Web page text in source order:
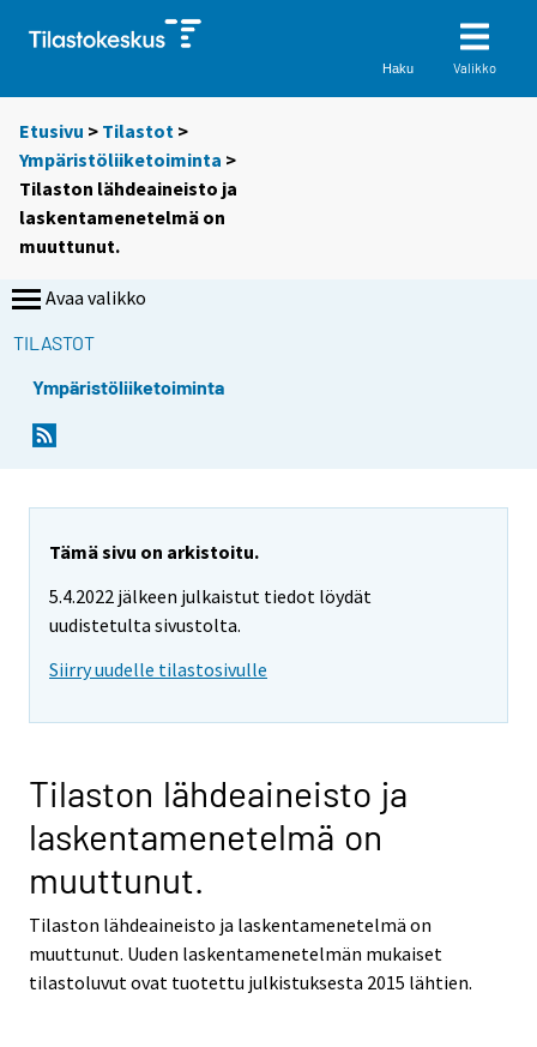
Haku Valikko
Etusivu > Tilastot >
Ympäristöliiketoiminta >
Tilaston lähdeaineisto ja
laskentamenetelmä on
muuttunut.
Avaa valikko
TILASTOT
Ympäristöliiketoiminta
Tämä sivu on arkistoitu.
5.4.2022 jälkeen julkaistut tiedot löydät
uudistetulta sivustolta.
Siirry uudelle tilastosivulle
Tilaston lähdeaineisto ja
laskentamenetelmä on
muuttunut.
Tilaston lähdeaineisto ja laskentamenetelmä on
muuttunut. Uuden laskentamenetelmän mukaiset
tilastoluvut ovat tuotettu julkistuksesta 2015 lähtien.